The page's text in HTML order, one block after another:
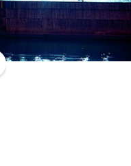
Toronto (CA)
de Paris (FR)
de29 aoûtau19 sept.